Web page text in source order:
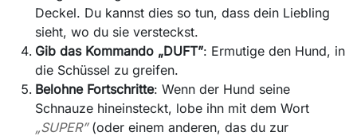
Deckel. Du kannst dies so tun, dass dein Liebling
sieht, wo du sie versteckst.
Gib das Kommando „DUFT”: Ermutige den Hund, in
die Schüssel zu greifen.
Belohne Fortschritte: Wenn der Hund seine
Schnauze hineinsteckt, lobe ihn mit dem Wort
„SUPER”(oder einem anderen, das du zur